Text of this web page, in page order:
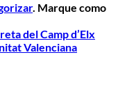
. Marque como
del Camp d’Elx
Valenciana